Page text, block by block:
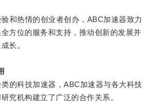
热情的创业者创办，ABC加速器致力
方位的服务和支持，推动创新的发展并
长。
科技加速器，ABC加速器与各大科技
究机构建立了广泛的合作关系。